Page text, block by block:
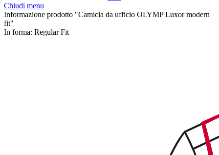
Chiudi menu
Informazione prodotto "Camicia da ufficio OLYMP Luxor modern
fit"
In forma: Regular Fit